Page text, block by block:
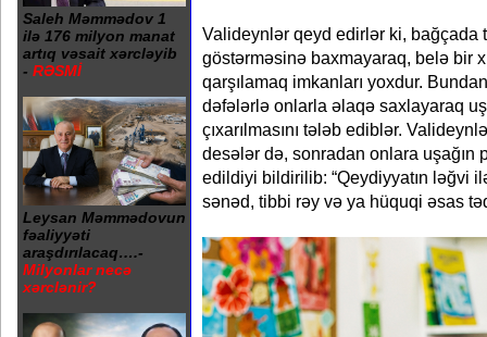
Saleh Məmmədov 1
ilə 176 milyon manat
artıq vəsait xərcləyib
- RƏSMİ
Leysan Məmmədovun
fəaliyyəti
araşdırılacaq….-
Milyonlar necə
xərclənir?
Valideynlər qeyd edirlər ki, bağçada
göstərməsinə baxmayaraq, belə bir
qarşılamaq imkanları yoxdur.
dəfələrlə onlarla əlaqə saxlayaraq
çıxarılmasını tələb ediblər.
desələr də, sonradan onlara uşağın
edildiyi bildirilib: “Qeydiyyatın ləğvi
sənəd, tibbi rəy və ya hüquqi əsas